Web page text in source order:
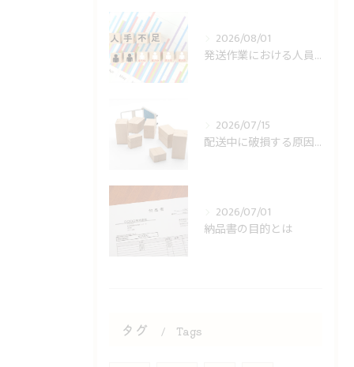
2026/08/01
発送作業における人員不足への対策
2026/07/15
配送中に破損する原因とは
2026/07/01
納品書の目的とは
タグ Tags